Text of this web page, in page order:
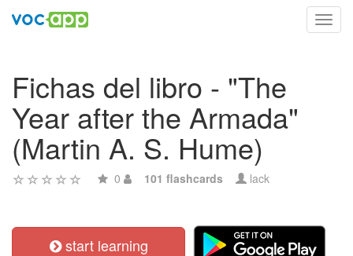
Fichas del libro - "The
Year after the Armada"
(Martin A. S. Hume)
0 101 flashcards lack
start learning